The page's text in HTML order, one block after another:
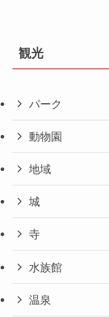
観光
パーク
動物園
地域
城
寺
水族館
温泉